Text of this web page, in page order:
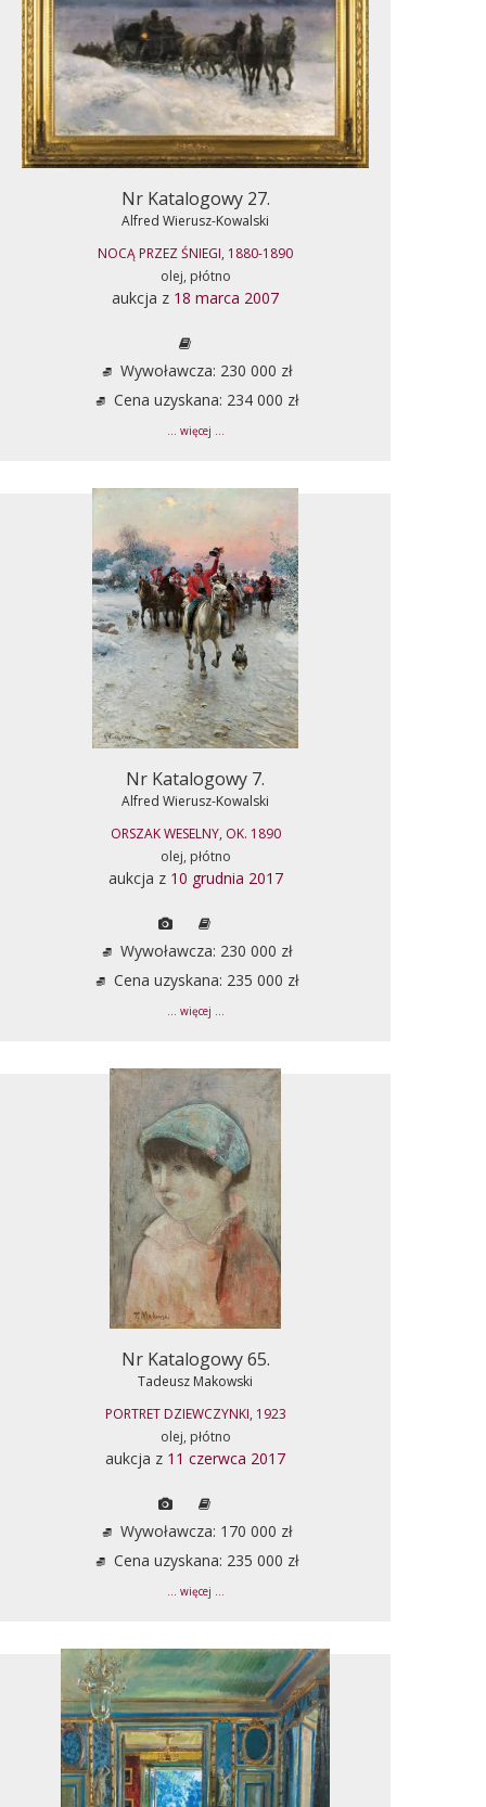
Nr Katalogowy 27.
Alfred Wierusz-Kowalski
NOCĄ PRZEZ ŚNIEGI, 1880-1890
olej, płótno
aukcja z 18 marca 2007
Wywoławcza: 230 000 zł
Cena uzyskana: 234 000 zł
... więcej ...
Nr Katalogowy 7.
Alfred Wierusz-Kowalski
ORSZAK WESELNY, OK. 1890
olej, płótno
aukcja z 10 grudnia 2017
Wywoławcza: 230 000 zł
Cena uzyskana: 235 000 zł
... więcej ...
Nr Katalogowy 65.
Tadeusz Makowski
PORTRET DZIEWCZYNKI, 1923
olej, płótno
aukcja z 11 czerwca 2017
Wywoławcza: 170 000 zł
Cena uzyskana: 235 000 zł
... więcej ...